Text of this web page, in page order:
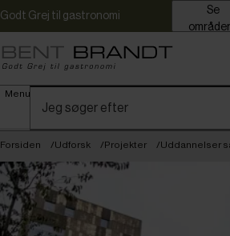
Godt Grej til gastronomi
områder
Menu
Forsiden Udforsk Projekter Uddannelser